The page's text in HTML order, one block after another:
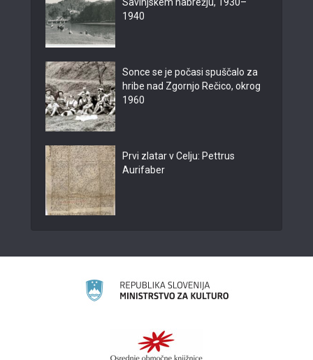
1940
Sonce se je počasi spuščalo za
hribe nad Zgornjo Rečico, okrog
1960
Prvi zlatar v Celju: Pettrus
Aurifaber